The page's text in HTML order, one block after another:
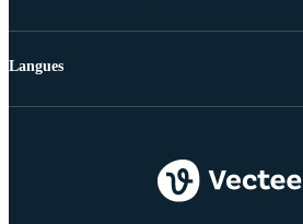
Langues